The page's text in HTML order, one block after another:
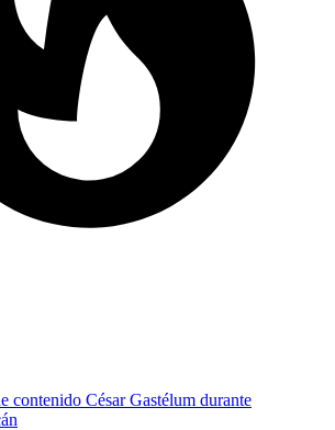
contenido César Gastélum durante